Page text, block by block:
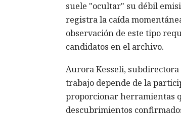
suele "ocultar" su débil
registra la caída
observación de este tipo
candidatos en el archivo.
Aurora Kesseli,
trabajo depende de la
proporcionar herramientas
descubrimientos